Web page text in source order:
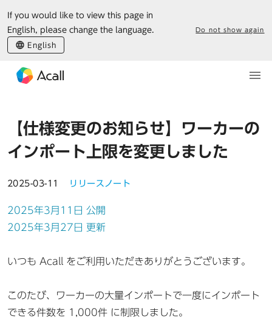
If you would like to view this page in
English, please change the language.
English
Do not show again
【仕様変更のお知らせ】ワーカーの
インポート上限を変更しました
2025-03-11 リリースノート
2025年3月11日 公開
2025年3月27日 更新
いつも Acall をご利用いただきありがとうございます。
このたび、ワーカーの大量インポートで一度にインポート
できる件数を 1,000件 に制限しました。